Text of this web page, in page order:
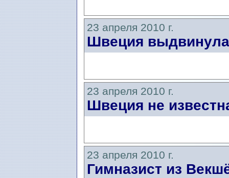
23 апреля 2010 г.
Швеция выдвинула
23 апреля 2010 г.
Швеция не
23 апреля 2010 г.
Гимназист из